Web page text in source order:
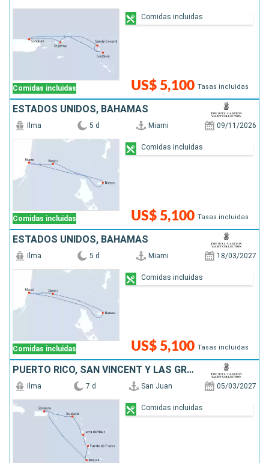
Comidas incluidas US$ 5,100 Tasas incluidas
Comidas incluidas
ESTADOS UNIDOS, BAHAMAS
Comidas incluidas
Ilma 5 d Miami 09/11/2026
US$ 5,100 Tasas incluidas
Comidas incluidas
ESTADOS UNIDOS, BAHAMAS
Comidas incluidas
Ilma 5 d Miami 18/03/2027
US$ 5,100 Tasas incluidas
Comidas incluidas
PUERTO RICO, SAN VINCENT Y LAS GRANADINAS, FRANCIA
Ilma 7 d San Juan 05/03/2027
Comidas incluidas